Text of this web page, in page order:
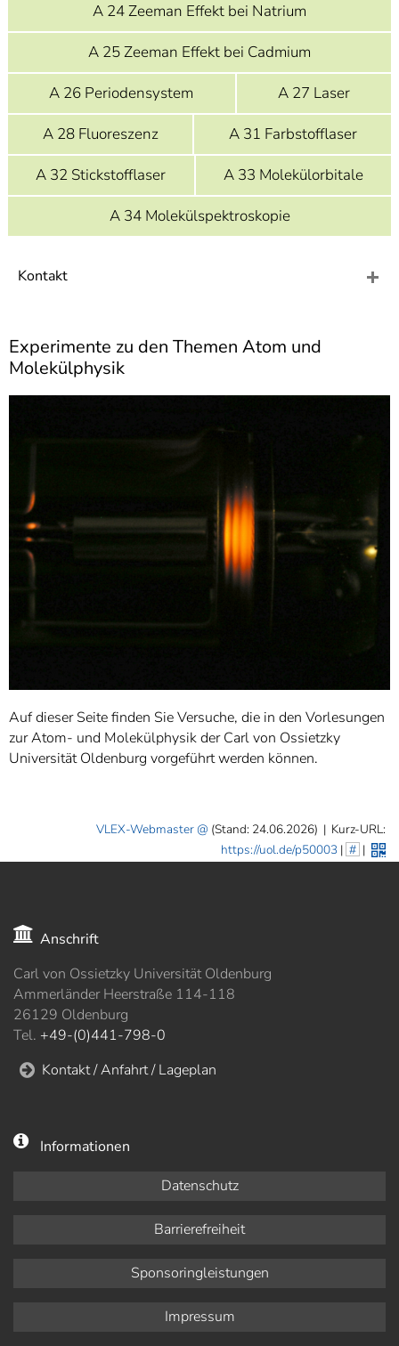
A 24 Zeeman Effekt bei Natrium
A 25 Zeeman Effekt bei Cadmium
A 26 Periodensystem
A 27 Laser
A 28 Fluoreszenz
A 31 Farbstofflaser
A 32 Stickstofflaser
A 33 Molekülorbitale
A 34 Molekülspektroskopie
Kontakt
Experimente zu den Themen Atom und
Molekülphysik
Auf dieser Seite finden Sie Versuche, die in den Vorlesungen
zur Atom- und Molekülphysik der Carl von Ossietzky
Universität Oldenburg vorgeführt werden können.
VLEX-Webmaster (Stand: 24.06.2026) | Kurz-URL:
https://uol.de/p50003 | # |
Anschrift
Carl von Ossietzky Universität Oldenburg
Ammerländer Heerstraße 114-118
26129 Oldenburg
Tel. +49-(0)441-798-0
Kontakt / Anfahrt / Lageplan
Informationen
Datenschutz
Barrierefreiheit
Sponsoringleistungen
Impressum